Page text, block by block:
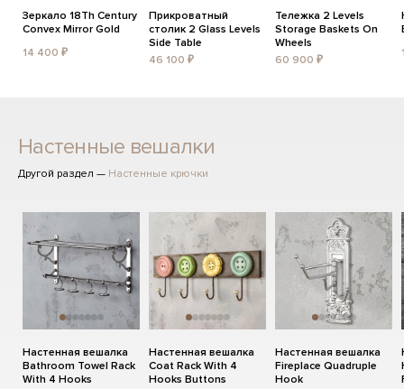
Зеркало 18Th Century
Convex Mirror Gold
14 400 ₽
Прикроватный
столик 2 Glass Levels
Side Table
46 100 ₽
Тележка 2 Levels
Storage Baskets On
Wheels
60 900 ₽
Настенные вешалки
Другой раздел — Настенные крючки
Настенная вешалка
Bathroom Towel Rack
With 4 Hooks
Настенная вешалка
Coat Rack With 4
Hooks Buttons
Настенная вешалка
Fireplace Quadruple
Hook